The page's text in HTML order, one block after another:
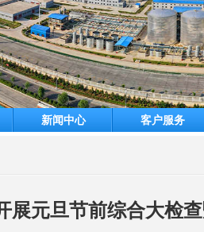
新闻中心 客户服务
展元旦节前综合大检